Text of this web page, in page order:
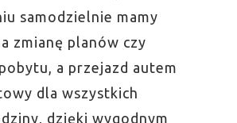
samodzielnie mamy
zmianę planów czy
a przejazd autem
dla wszystkich
dzięki wygodnym